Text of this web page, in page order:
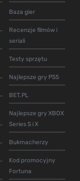
Baza gier
Recenzje filmów i
seriali
Testy sprzętu
Najlepsze gry PS5
BET.PL
Najlepsze gry XBOX
Series S i X
Bukmacherzy
Kod promocyjny
Fortuna